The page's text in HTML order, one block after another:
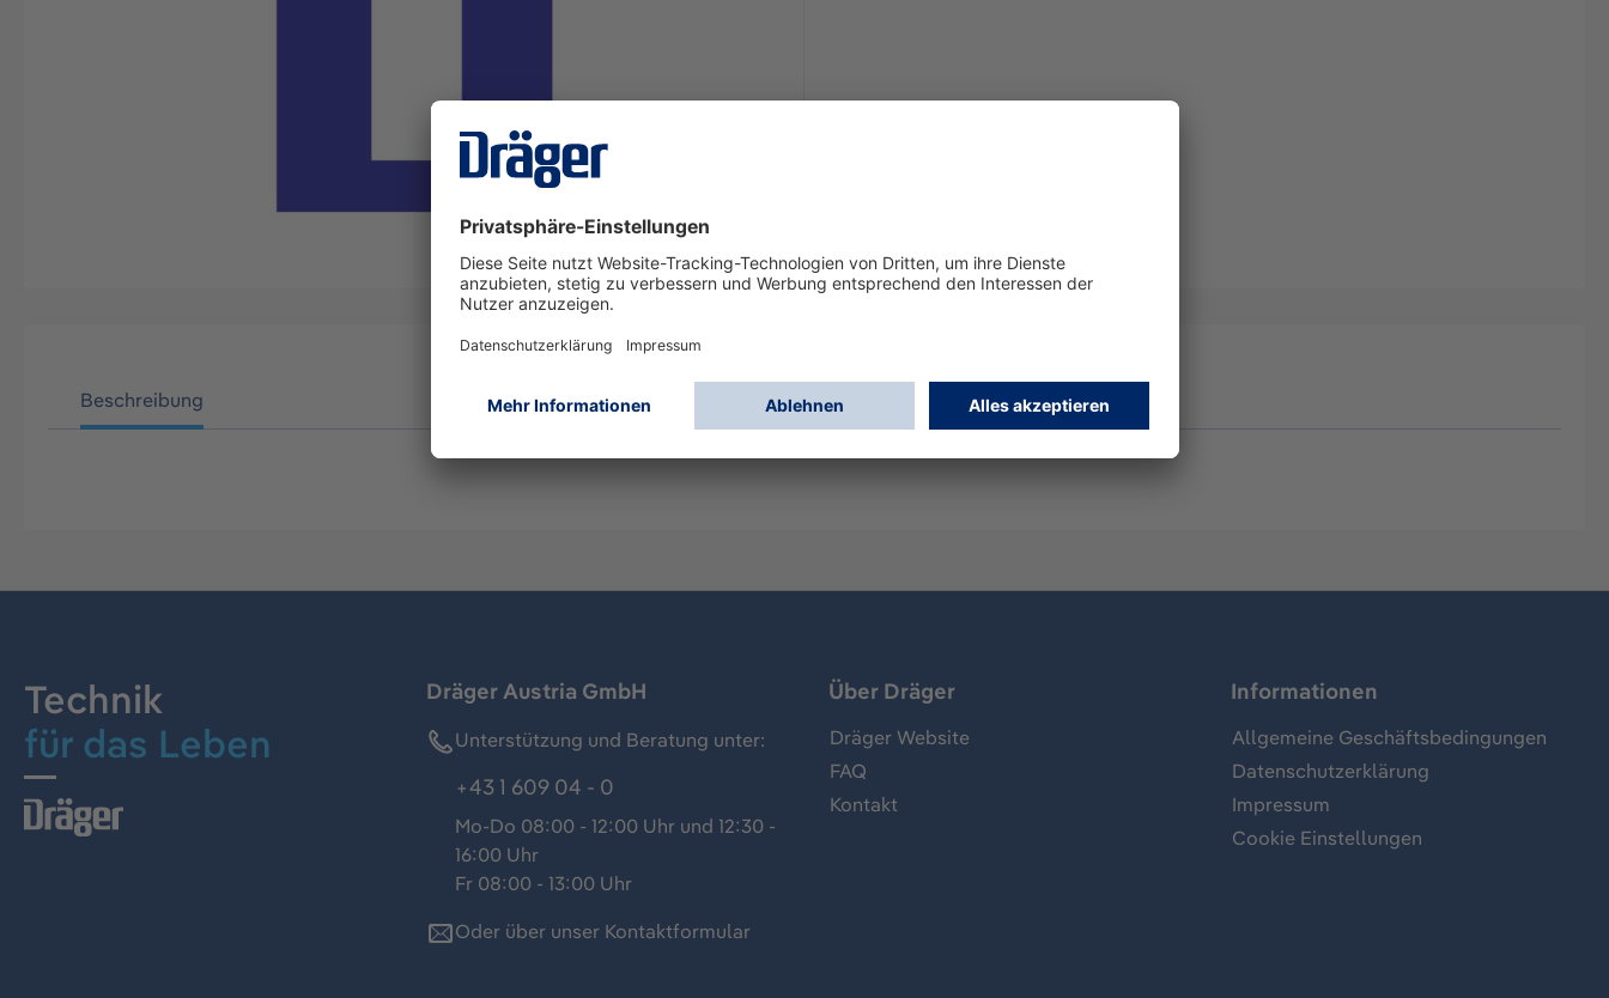
Beschreibung
Technik
für das Leben
Dräger Austria GmbH
Unterstützung und Beratung unter:
+43 1 609 04 - 0
Mo-Do 08:00 - 12:00 Uhr und 12:30 -
16:00 Uhr
Fr 08:00 - 13:00 Uhr
Oder über unser Kontaktformular
Über Dräger
Dräger Website
FAQ
Kontakt
Informationen
Allgemeine Geschäftsbedingungen
Datenschutzerklärung
Impressum
Cookie Einstellungen